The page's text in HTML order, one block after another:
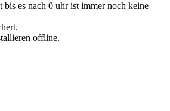
es nach 0 uhr ist immer noch keine
offline.